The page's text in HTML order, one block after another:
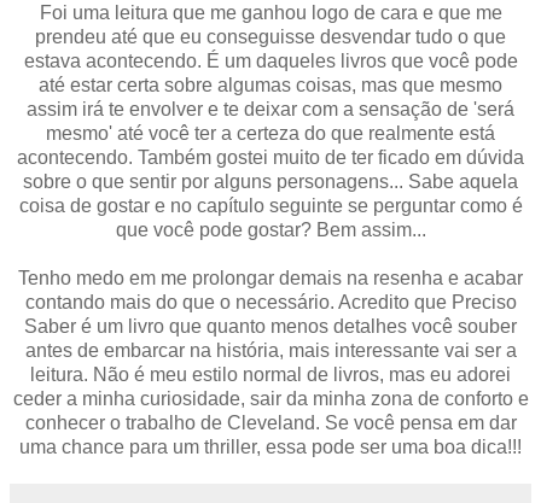
Foi uma leitura que me ganhou logo de cara e que me
prendeu até que eu conseguisse desvendar tudo o que
estava acontecendo. É um daqueles livros que você pode
até estar certa sobre algumas coisas, mas que mesmo
assim irá te envolver e te deixar com a sensação de 'será
mesmo' até você ter a certeza do que realmente está
acontecendo. Também gostei muito de ter ficado em dúvida
sobre o que sentir por alguns personagens... Sabe aquela
coisa de gostar e no capítulo seguinte se perguntar como é
que você pode gostar? Bem assim...
Tenho medo em me prolongar demais na resenha e acabar
contando mais do que o necessário. Acredito que Preciso
Saber é um livro que quanto menos detalhes você souber
antes de embarcar na história, mais interessante vai ser a
leitura. Não é meu estilo normal de livros, mas eu adorei
ceder a minha curiosidade, sair da minha zona de conforto e
conhecer o trabalho de Cleveland. Se você pensa em dar
uma chance para um thriller, essa pode ser uma boa dica!!!